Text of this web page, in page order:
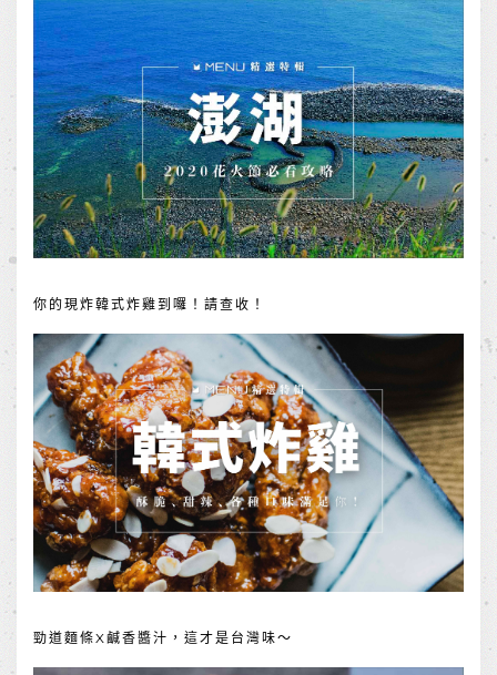
你的現炸韓式炸雞到囉！請查收！
勁道麵條X鹹香醬汁，這才是台灣味～